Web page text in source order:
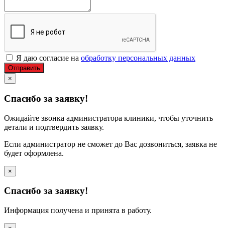
Я даю согласие на обработку персональных данных
Отправить
×
Спасибо за заявку!
Ожидайте звонка администратора клиники, чтобы уточнить
детали и подтвердить заявку.
Если администратор не сможет до Вас дозвониться, заявка не
будет оформлена.
×
Спасибо за заявку!
Информация получена и принята в работу.